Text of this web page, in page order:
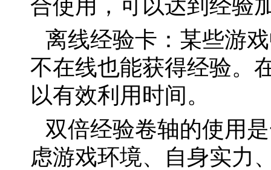
合使用，可以达到经验
离线经验卡：某些游
不在线也能获得经验。
以有效利用时间。
双倍经验卷轴的使用
虑游戏环境、自身实力